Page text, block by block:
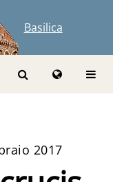
Basilica
2017